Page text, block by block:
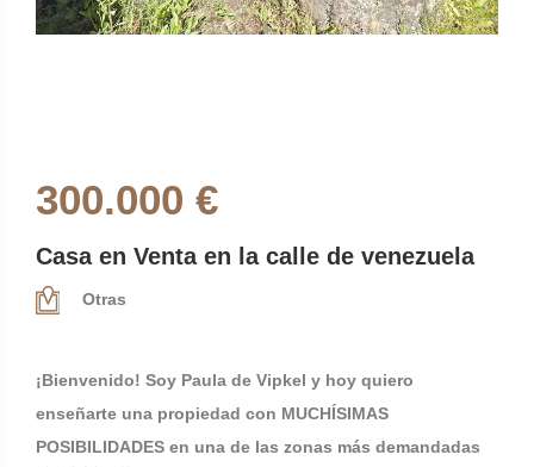
300.000 €
Casa en Venta en la calle de venezuela
Otras
¡Bienvenido! Soy Paula de Vipkel y hoy quiero
enseñarte una propiedad con MUCHÍSIMAS
POSIBILIDADES en una de las zonas más demandadas